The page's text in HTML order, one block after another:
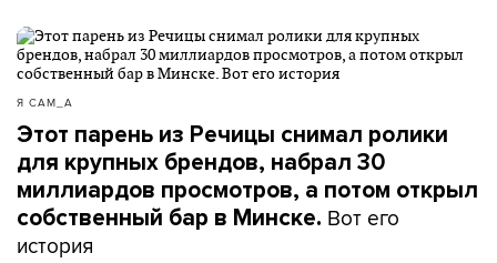
Я САМ_А
Этот парень из Речицы снимал ролики
для крупных брендов, набрал 30
миллиардов просмотров, а потом открыл
собственный бар в Минске. Вот его
история